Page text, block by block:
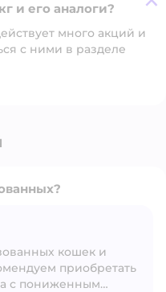
и его аналоги?
много акций и
с ними в разделе
вопрос
кошек и
приобретать
с пониженным